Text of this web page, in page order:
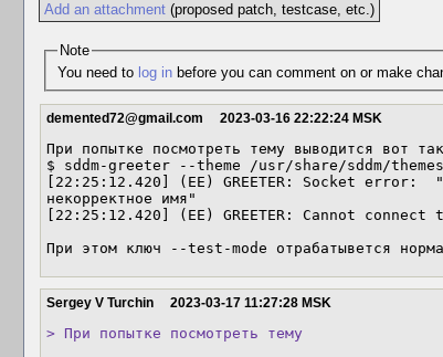
Add an attachment(proposed patch, testcase, etc.)
Note
You need to log in before you can comment on or make
demented72@gmail.com 2023-03-16 22:22:24 MSK
При попытке посмотреть тему выводится вот
$ sddm-greeter --theme /usr/share/sddm/
[22:25:12.420] (EE) GREETER: Socket error:
некорректное имя"
[22:25:12.420] (EE) GREETER: Cannot
При этом ключ --test-mode отрабатывется
Sergey V Turchin 2023-03-17 11:27:28 MSK
> При попытке посмотреть тему